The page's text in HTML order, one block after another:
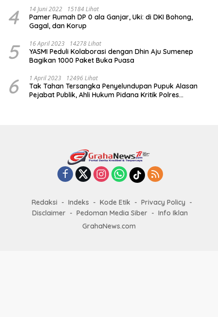
4 14 Juni 2022 15184 Lihat
Pamer Rumah DP 0 ala Ganjar, Uki: di DKI Bohong,
Gagal, dan Korup
5 16 April 2023 14278 Lihat
YASMI Peduli Kolaborasi dengan Dhin Aju Sumenep
Bagikan 1000 Paket Buka Puasa
6 1 April 2023 12496 Lihat
Tak Tahan Tersangka Penyelundupan Pupuk Alasan
Pejabat Publik, Ahli Hukum Pidana Kritik Polres
Redaksi Indeks Kode Etik
Privacy Policy
Disclaimer
Pedoman Media Siber
Info Iklan
GrahaNews.com